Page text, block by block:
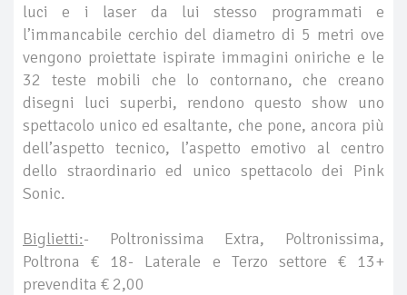
luci e i laser da lui stesso programmati e
l’immancabile cerchio del diametro di 5 metri ove
vengono proiettate ispirate immagini oniriche e le
32 teste mobili che lo contornano, che creano
disegni luci superbi, rendono questo show uno
spettacolo unico ed esaltante, che pone, ancora più
dell’aspetto tecnico, l’aspetto emotivo al centro
dello straordinario ed unico spettacolo dei Pink
Sonic.
Biglietti:- Poltronissima Extra, Poltronissima,
Poltrona € 18- Laterale e Terzo settore € 13+
prevendita € 2,00